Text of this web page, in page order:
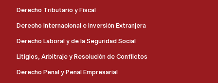
Derecho Tributario y Fiscal
Derecho Internacional e Inversión Extranjera
Derecho Laboral y de la Seguridad Social
Litigios, Arbitraje y Resolución de Conflictos
Derecho Penal y Penal Empresarial